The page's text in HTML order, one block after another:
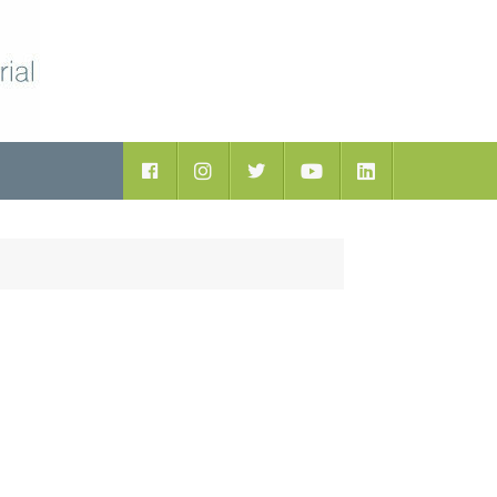
Facebook YoutubeLinkedIn